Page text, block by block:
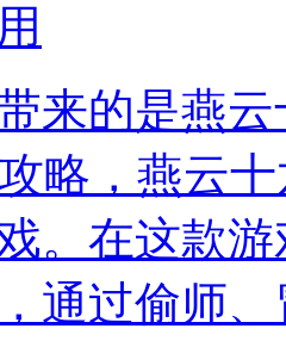
来的是燕
略，燕云
。在这款
通过偷师